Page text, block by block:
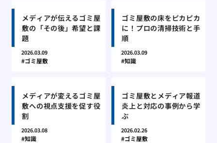
メディアが伝えるゴミ屋
敷の「その後」希望と課
題
2026.03.09
ゴミ屋敷
ゴミ屋敷の床をピカピカ
に！プロの清掃技術と手
順
2026.03.09
知識
メディアが変えるゴミ屋
敷への視点支援を促す役
割
2026.03.08
知識
ゴミ屋敷とメディア報道
炎上と対応の事例から学
ぶ
2026.02.26
ゴミ屋敷